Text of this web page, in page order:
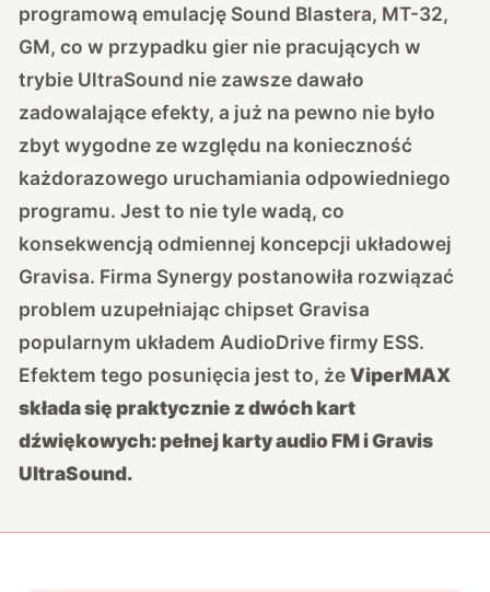
programową emulację Sound Blastera, MT-32,
GM, co w przypadku gier nie pracujących w
trybie UltraSound nie zawsze dawało
zadowalające efekty, a już na pewno nie było
zbyt wygodne ze względu na konieczność
każdorazowego uruchamiania odpowiedniego
programu. Jest to nie tyle wadą, co
konsekwencją odmiennej koncepcji układowej
Gravisa. Firma Synergy postanowiła rozwiązać
problem uzupełniając chipset Gravisa
popularnym układem AudioDrive firmy ESS.
Efektem tego posunięcia jest to, żeViperMAX
składa się praktycznie z dwóch kart
dźwiękowych: pełnej karty audio FM i Gravis
UltraSound.